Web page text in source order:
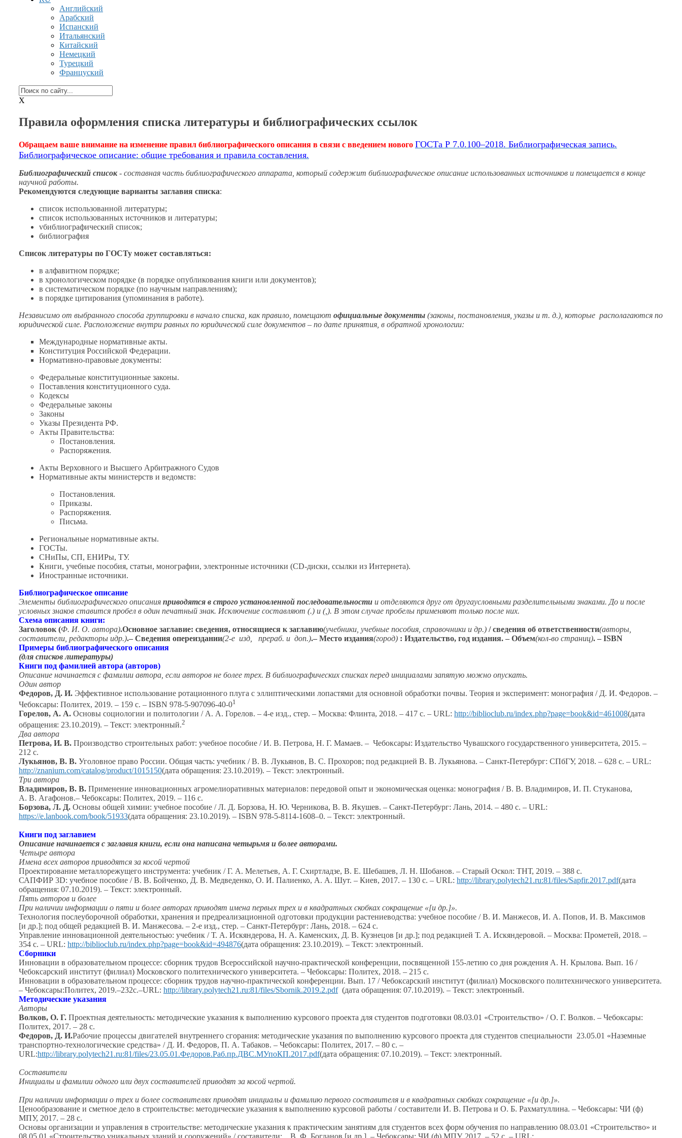
Английский
Арабский
Испанский
Итальянский
Китайский
Немецкий
Турецкий
Француский
X
Правила оформления списка литературы и библиографических ссылок
Обращаем ваше внимание на изменение правил библиографического описания в связи с введением нового ГОСТа Р 7.0.100–2018. Библиографическая запись.
Библиографическое описание: общие требования и правила составления.
Библиографический список- составная часть библиографического аппарата, который содержит библиографическое описание использованных источников и помещается в конце
научной работы.
Рекомендуются следующие варианты заглавия списка:
список использованной литературы;
список использованных источников и литературы;
vбиблиографический список;
библиография
Список литературы по ГОСТу может составляться:
в алфавитном порядке;
в хронологическом порядке (в порядке опубликования книги или документов);
в систематическом порядке (по научным направлениям);
в порядке цитирования (упоминания в работе).
Независимо от выбранного способа группировки в начало списка, как правило, помещают официальные документы (законы, постановления, указы и т. д.), которые располагаются по
юридической силе. Расположение внутри равных по юридической силе документов – по дате принятия, в обратной хронологии:
Международные нормативные акты.
Конституция Российской Федерации.
Нормативно-правовые документы:
Федеральные конституционные законы.
Поставления конституционного суда.
Кодексы
Федеральные законы
Законы
Указы Президента РФ.
Акты Правительства:
Постановления.
Распоряжения.
Акты Верховного и Высшего Арбитражного Судов
Нормативные акты министерств и ведомств:
Постановления.
Приказы.
Распоряжения.
Письма.
Региональные нормативные акты.
ГОСТы.
СНиПы, СП, ЕНИРы, ТУ.
Книги, учебные пособия, статьи, монографии, электронные источники (CD-диски, ссылки из Интернета).
Иностранные источники.
Библиографическое описание
Элементы библиографического описания приводятся в строго установленной последовательности и отделяются друг от другаусловными разделительными знаками. До и после
условных знаков ставится пробел в один печатный знак. Исключение составляют (.) и (,). В этом случае пробелы применяют только после них.
Схема описания книги:
Заголовок (Ф. И. О. автора).Основное заглавие: сведения, относя­щиеся к заглавию(учебники, учебные пособия, справочники и др.) /сведения об ответственности(авторы,
составители, редакторы идр.).– Сведения опереиздании(2-е изд, прераб. и доп.).– Место издания(город) : Издательство, год издания. – Объем(кол-во страниц). – ISBN
Примеры библиографического описания
(для списков литературы)
Книги под фамилией автора (авторов)
Описание начинается с фамилии автора, если авторов не более трех. В библиографических списках перед инициалами запятую можно опускать.
Один автор
Федоров, Д. И. Эффективное использование ротационного плуга с эллиптическими лопастями для основной обработки почвы. Теория и эксперимент: монография / Д. И. Федоров. –
Чебоксары: Политех, 2019. – 159 с. – ISBN 978-5-907096-40-01
Горелов, А. А. Основы социологии и политологии / А. А. Горелов. – 4-е изд., стер. – Москва: Флинта, 2018. – 417 с. – URL: http://biblioclub.ru/index.php?page=book&id=461008(дата
обращения: 23.10.2019). – Текст: электронный.2
Два автора
Петрова, И. В. Производство строительных работ: учебное пособие /И. В. Петрова, Н. Г. Мамаев. – Чебоксары: Издательство Чувашского государственного университета, 2015. –
212 с.
Лукьянов, В. В. Уголовное право России. Общая часть: учебник /В. В. Лукьянов, В. С. Прохоров; под редакцией В. В. Лукьянова. – Санкт-Петербург: СПбГУ, 2018. – 628 с. – URL:
http://znanium.com/catalog/product/1015150(дата обращения: 23.10.2019). – Текст: электронный.
Три автора
Владимиров, В. В. Применение инновационных агромелиоративных материалов: передовой опыт и экономическая оценка: монография /В. В. Владимиров, И. П. Стуканова,
А. В. Агафонов.– Чебоксары: Политех, 2019. – 116 с.
Борзова, Л. Д. Основы общей химии: учебное пособие /Л. Д. Борзова, Н. Ю. Черникова, В. В. Якушев. – Санкт-Петербург: Лань, 2014. – 480 с. – URL:
https://e.lanbook.com/book/51933(дата обращения: 23.10.2019). – ISBN 978-5-8114-1608–0. – Текст: электронный.
Книги под заглавием
Описание начинается с заглавия книги, если она написана четырьмя и более авторами.
Четыре автора
Имена всех авторов приводятся за косой чертой
Проектирование металлорежущего инструмента: учебник /Г. А. Мелетьев, А. Г. Схиртладзе, В. Е. Шебашев, Л. Н. Шобанов. – Старый Оскол: ТНТ, 2019. – 388 с.
САПФИР 3D: учебное пособие /В. В. Бойченко, Д. В. Медведенко, О. И. Палиенко, А. А. Шут. – Киев, 2017. – 130 с. – URL: http://library.polytech21.ru:81/files/Sapfir.2017.pdf(дата
обращения: 07.10.2019). – Текст: электронный.
Пять авторов и более
При наличии информации о пяти и более авторах приводят имена первых трех и в квадратных скобках сокращение «[и др.]».
Технология послеуборочной обработки, хранения и предреализационной одготовки продукции растениеводства: учебное пособие /В. И. Манжесов, И. А. Попов, И. В. Максимов
[и др.]; под общей редакцией В. И. Манжесова. – 2-е изд., стер. – Санкт-Петербург: Лань, 2018. – 624 с.
Управление инновационной деятельностью: учебник /Т. А. Искяндерова, Н. А. Каменских, Д. В. Кузнецов [и др.]; под редакцией Т. А. Искяндеровой. – Москва: Прометей, 2018. –
354 с. – URL: http://biblioclub.ru/index.php?page=book&id=494876(дата обращения: 23.10.2019). – Текст: электронный.
Сборники
Инновации в образовательном процессе: сборник трудов Всероссийской научно-практической конференции, посвященной 155-летию со дня рождения А. Н. Крылова. Вып. 16 /
Чебоксарский институт (филиал) Московского политехнического университета. – Чебоксары: Политех, 2018. – 215 с.
Инновации в образовательном процессе: сборник трудов научно-практической конференции. Вып. 17 /Чебоксарский институт (филиал) Московского политехнического университета.
– Чебоксары:Политех, 2019.–232с.–URL: http://library.polytech21.ru:81/files/Sbornik.2019.2.pdf(дата обращения: 07.10.2019). – Текст: электронный.
Методические указания
Авторы
Волков, О. Г. Проектная деятельность: методические указания к выполнению курсового проекта для студентов подготовки 08.03.01 «Строительство» /О. Г. Волков. – Чебоксары:
Политех, 2017. – 28 с.
Федоров, Д. И.Рабочие процессы двигателей внутреннего сгорания: методические указания по выполнению курсового проекта для студентов специальности 23.05.01 «Наземные
транспортно-технологические средства» /Д. И. Федоров, П. А. Табаков. – Чебоксары: Политех, 2017. – 80 с. –
URL:http://library.polytech21.ru:81/files/23.05.01.Федоров.Раб.пр.ДВС.МУпоКП.2017.pdf(дата обращения: 07.10.2019). – Текст: электронный.
Составители
Инициалы и фамилии одного или двух составителей приводят за косой чертой.
При наличии информации о трех и более составителях приводят инициалы и фамилию первого составителя и в квадратных скобках сокращение «[и др.]».
Ценообразование и сметное дело в строительстве: методические указания к выполнению курсовой работы / составители И. В. Петрова и О. Б. Рахматуллина. – Чебоксары: ЧИ (ф)
МПУ, 2017. – 28 с.
Основы организации и управления в строительстве: методические указания к практическим занятиям для студентов всех форм обучения по направлению 08.03.01 «Строительство» и